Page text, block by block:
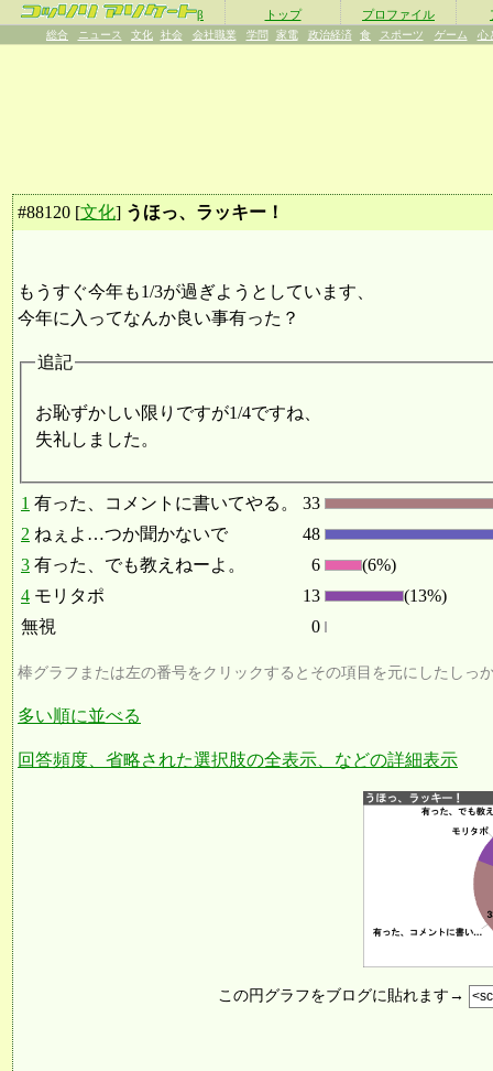
β トップ プロファイル
総合 ニュース 文化 社会 会社職業 学問 家電 政治経済 食 スポーツ ゲーム 心
#88120 [文化] うほっ、ラッキー！
もうすぐ今年も1/3が過ぎようとしています、
今年に入ってなんか良い事有った？
追記
お恥ずかしい限りですが1/4ですね、
失礼しました。
1 有った、コメントに書いてやる。
33
2 ねぇよ…つか聞かないで
48
3 有った、でも教えねーよ。 6
(6%)
4 モリタポ 13
(13%)
無視
0
棒グラフまたは左の番号をクリックするとその項目を元にしたしっ
多い順に並べる
回答頻度、省略された選択肢の全表示、などの詳細表示
この円グラフをブログに貼れます→